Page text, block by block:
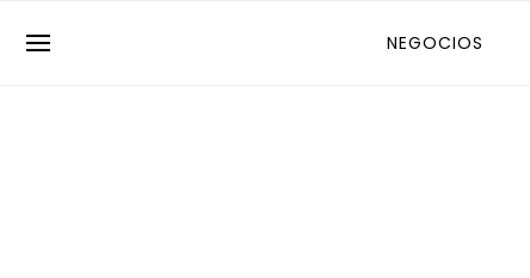
NEGOCIOS